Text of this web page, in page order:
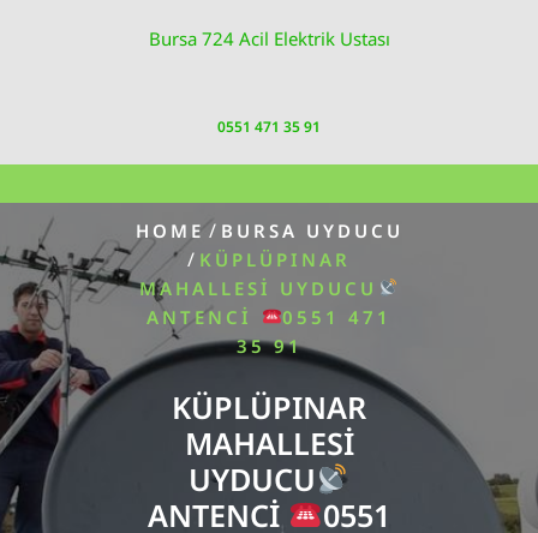
Bursa 724 Acil Elektrik Ustası
0551 471 35 91
HOME / BURSA UYDUCU
/ KÜPLÜPINAR
MAHALLESI UYDUCU
ANTENCI
0551 471
35 91
KÜPLÜPINAR
MAHALLESI
UYDUCU
ANTENCI
0551